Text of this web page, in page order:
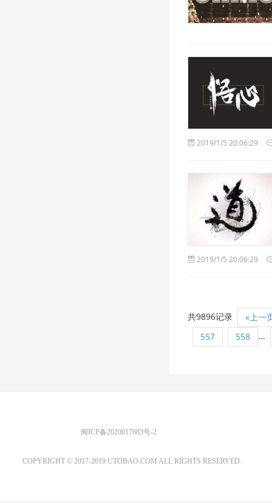
2019/1/5 20:06:29
2019/1/5 20:06:29
共9896记录
«上一
557
558 ...
闽ICP备2020017883号-2
COPYRIGHT © 2017-2019 UTOBAO.COM ALL RIGHTS RESERVED.